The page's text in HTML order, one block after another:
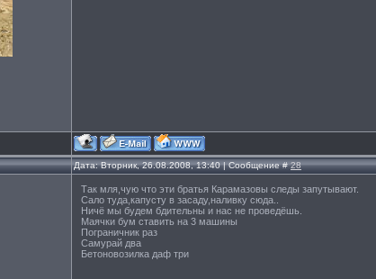
Дата: Вторник, 26.08.2008, 13:40 | Сообщение #28
Так мля,чую что эти братья Карамазовы следы запутывают.
Сало туда,капусту в засаду,наливку сюда..
Ничё мы будем бдительны и нас не проведёшь.
Маячки бум ставить на 3 машины
Пограничник раз
Самурай два
Бетоновозилка даф три